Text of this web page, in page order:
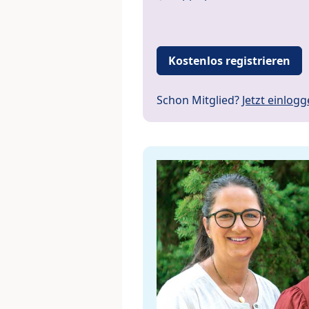
Kostenlos registrieren
Schon Mitglied? Jetzt